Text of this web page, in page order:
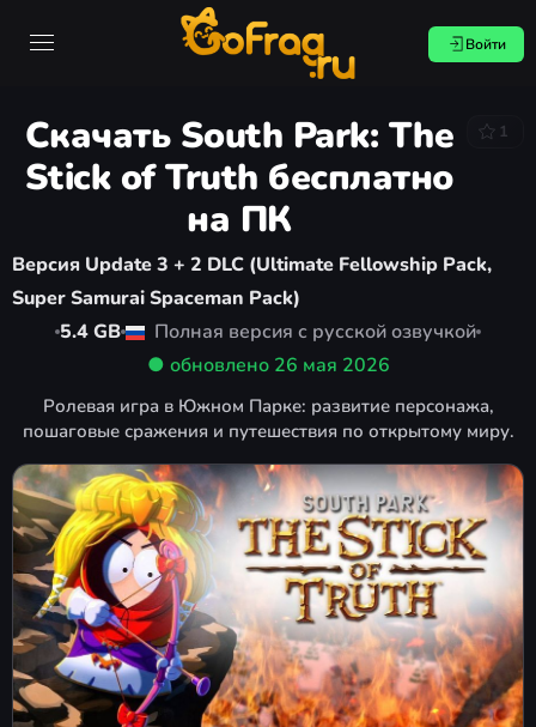
Войти
Скачать South Park: The
Stick of Truth бесплатно
на ПК
1
Версия Update 3 + 2 DLC (Ultimate Fellowship Pack,
Super Samurai Spaceman Pack)
5.4 GB
Полная версия с русской озвучкой
● обновлено 26 мая 2026
Ролевая игра в Южном Парке: развитие персонажа,
пошаговые сражения и путешествия по открытому миру.